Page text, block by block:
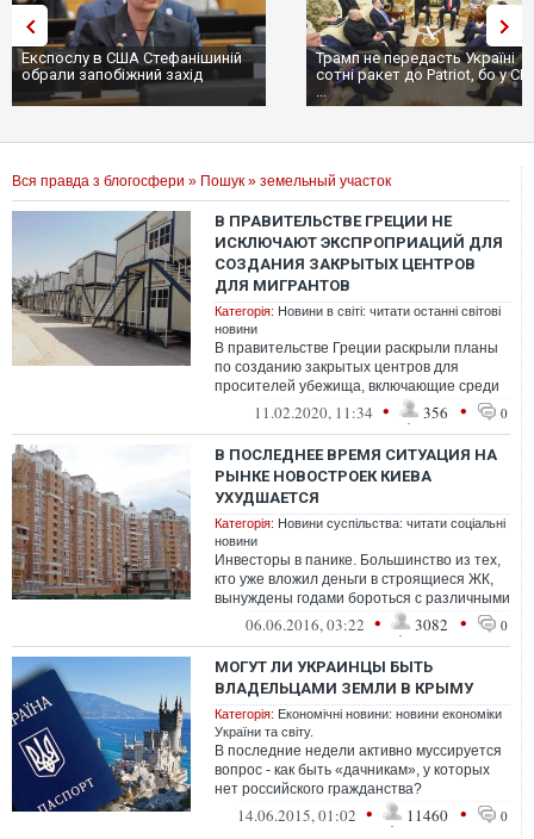
Експослу в США Стефанішиній
обрали запобіжний захід
Трамп не передасть Україні
сотні ракет до Patriot, бо у
...
Вся правда з блогосфери » Пошук » земельный участок
В ПРАВИТЕЛЬСТВЕ ГРЕЦИИ НЕ
ИСКЛЮЧАЮТ ЭКСПРОПРИАЦИЙ ДЛЯ
СОЗДАНИЯ ЗАКРЫТЫХ ЦЕНТРОВ
ДЛЯ МИГРАНТОВ
Категорія: Новини в світі: читати останні світові
новини
В правительстве Греции раскрыли планы
по созданию закрытых центров для
просителей убежища, включающие среди
прочего экспроприацию имущества и
11.02.2020, 11:34 • 356 • 0
В ПОСЛЕДНЕЕ ВРЕМЯ СИТУАЦИЯ НА
РЫНКЕ НОВОСТРОЕК КИЕВА
УХУДШАЕТСЯ
Категорія: Новини суспільства: читати соціальні
новини
Инвесторы в панике. Большинство из тех,
кто уже вложил деньги в строящиеся ЖК,
вынуждены годами бороться с различными
факторами, мешающими им получить...
06.06.2016, 03:22 • 3082 • 0
МОГУТ ЛИ УКРАИНЦЫ БЫТЬ
ВЛАДЕЛЬЦАМИ ЗЕМЛИ В КРЫМУ
Категорія: Економічні новини: новини економіки
України та світу.
В последние недели активно муссируется
вопрос - как быть «дачникам», у которых
нет российского гражданства?
Законодательством Российской
Федерации, ко...
14.06.2015, 01:02 • 11460 • 0